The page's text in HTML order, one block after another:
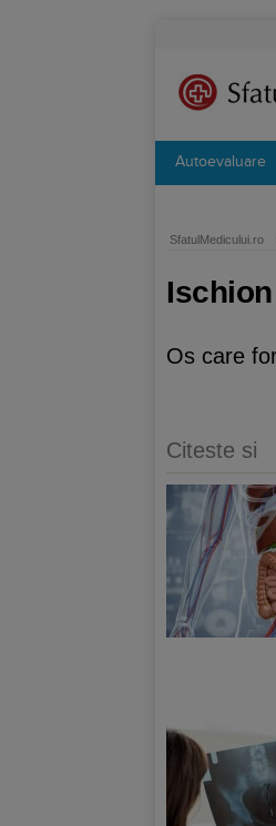
Autoevaluare
SfatulMedicului.ro
Ischion
Os care
Citeste si